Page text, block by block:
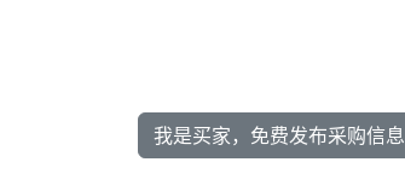
我是买家，免费发布采购信息